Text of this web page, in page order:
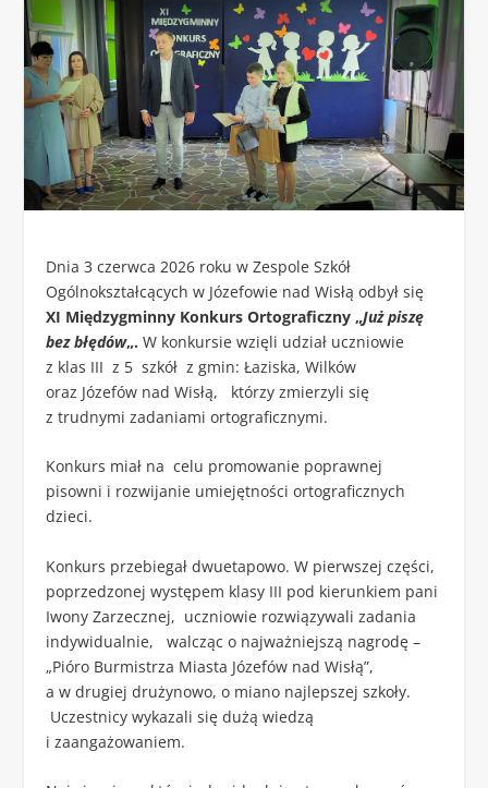
Dnia 3 czerwca 2026 roku w Zespole Szkół
Ogólnokształcących w Józefowie nad Wisłą odbył się
XI Międzygminny Konkurs Ortograficzny „Już piszę
bez błędów„. W konkursie wzięli udział uczniowie
z klas III z 5 szkół z gmin: Łaziska, Wilków
oraz Józefów nad Wisłą, którzy zmierzyli się
z trudnymi zadaniami ortograficznymi.
Konkurs miał na celu promowanie poprawnej
pisowni i rozwijanie umiejętności ortograficznych
dzieci.
Konkurs przebiegał dwuetapowo. W pierwszej części,
poprzedzonej występem klasy III pod kierunkiem pani
Iwony Zarzecznej, uczniowie rozwiązywali zadania
indywidualnie, walcząc o najważniejszą nagrodę –
„Pióro Burmistrza Miasta Józefów nad Wisłą”,
a w drugiej drużynowo, o miano najlepszej szkoły.
Uczestnicy wykazali się dużą wiedzą
i zaangażowaniem.